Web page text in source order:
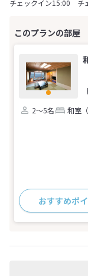
チェックイン15:00 チ
2～5名
和室
おすすめポ